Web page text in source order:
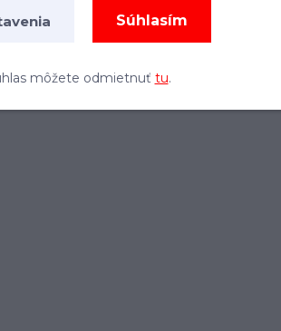
Výška mulčovania môže byť
časti mulčovača zabraňujú
Traktor by mal mať aspoň 50
Súhlasím
môžete odmietnuť tu.